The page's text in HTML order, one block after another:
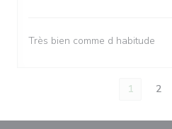
Très bien comme d habitude
1 2